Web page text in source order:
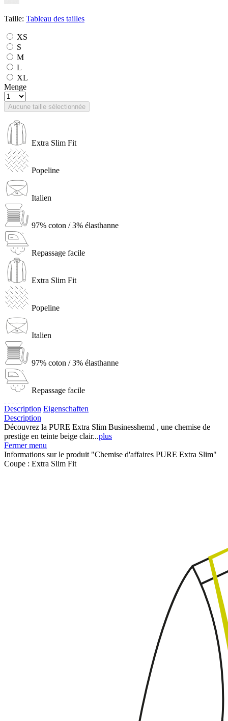
Taille: Tableau des tailles
XS
S
M
L
XL
Menge
Aucune taille sélectionnée
Extra Slim Fit
Popeline
Italien
97% coton / 3% élasthanne
Repassage facile
Extra Slim Fit
Popeline
Italien
97% coton / 3% élasthanne
Repassage facile
Description Eigenschaften
Description
Découvrez la PURE Extra Slim Businesshemd , une chemise de
prestige en teinte beige clair...plus
Fermer menu
Informations sur le produit "Chemise d'affaires PURE Extra Slim"
Coupe : Extra Slim Fit